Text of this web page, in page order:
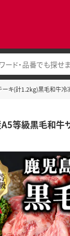
キ(計1.2kg)黒毛和牛冷
等級黒毛和牛